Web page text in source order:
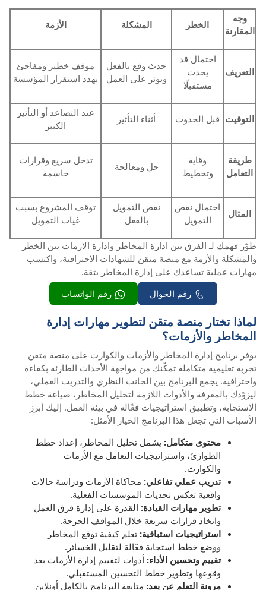
وجه
المقارنة
الخطر المشكلة الأزمة
التعريف
احتمال قد
يحدث
مستقبلًا
حدث وقع بالفعل
ويؤثر على العمل
موقف خطير ومفاجئ
يهدد استقرار المؤسسة
التوقيت قبل الحدوث أثناء التأثير
عند التصاعد أو التأثير
الكبير
طريقة
التعامل
وقاية
وتخطيط
حل ومعالجة
تدخل سريع وقرارات
حاسمة
المثال
احتمال نقص
التمويل
نقص التمويل
بالفعل
توقف المشروع بسبب
غياب التمويل
طوّر فهمك لـ الفرق بين ادارة المخاطر وادارة الازمات بين الخطر
والمشكلة والأزمة مع منصة متقن للشهادات الاحترافية، واكتسب
مهارات عملية تساعدك على إدارة المخاطر بثقة.
رقم الجوال
رقم الواتساب
لماذا تختار منصة متقن لتطوير مهارات إدارة
المخاطر والأزمات؟
يوفر برنامج إدارة المخاطر والأزمات والكوارث على منصة متقن
تجربة تعليمية متكاملة تمكّنك من مواجهة الأحداث الطارئة بكفاءة
واحترافية. يجمع البرنامج بين الجانب النظري والتدريب العملي،
ليزوّدك بالمعرفة والأدوات اللازمة لتحليل المخاطر، صياغة خطط
الاستجابة، وتطبيق استراتيجيات فعّالة في بيئة العمل. إليك أبرز
الأسباب التي تجعل هذا البرنامج الخيار الأمثل:
محتوى متكامل: يشمل تحليل المخاطر، إعداد خطط
الطوارئ، واستراتيجيات التعامل مع الأزمات
والكوارث.
تدريب عملي تفاعلي: محاكاة الأزمات ودراسة حالات
واقعية تعكس تحديات المؤسسات الفعلية.
تطوير مهارات القيادة: القدرة على إدارة فرق العمل
واتخاذ قرارات سريعة خلال المواقف الحرجة.
استراتيجيات استباقية: تعلم كيفية توقع المخاطر
ووضع خطط استجابة فعّالة لتقليل الخسائر.
تقييم وتحسين الأداء: أدوات لتقييم إدارة الأزمات بعد
وقوعها وتطوير خطط التحسين المستقبلي.
مرونة التعلم عن بعد: متابعة البرنامج بالكامل أونلاين